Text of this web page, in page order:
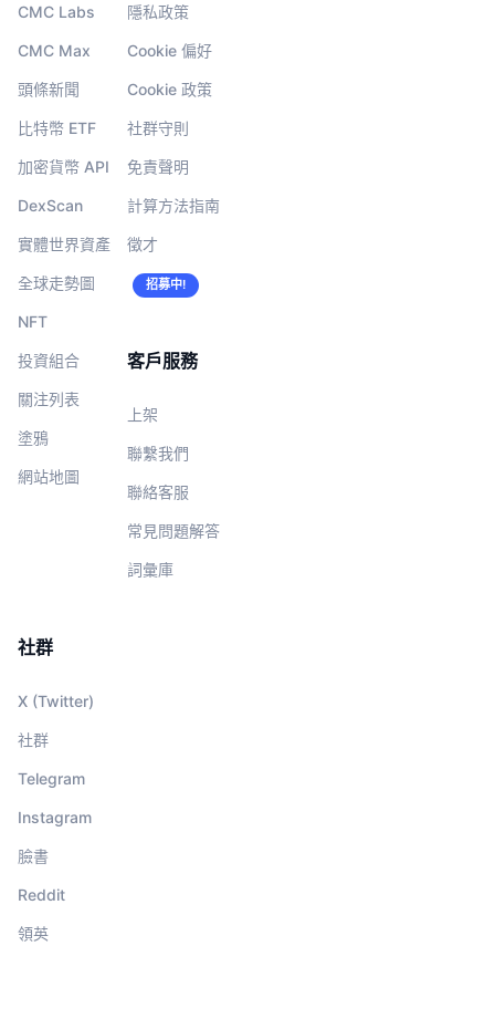
CMC Labs
CMC Max
頭條新聞
比特幣 ETF
加密貨幣 API
DexScan
實體世界資產
全球走勢圖
NFT
投資組合
關注列表
塗鴉
網站地圖
隱私政策
Cookie 偏好
Cookie 政策
社群守則
免責聲明
計算方法指南
徵才
招募中!
客戶服務
上架
聯繫我們
聯絡客服
常見問題解答
詞彙庫
社群
X (Twitter)
社群
Telegram
Instagram
臉書
Reddit
領英